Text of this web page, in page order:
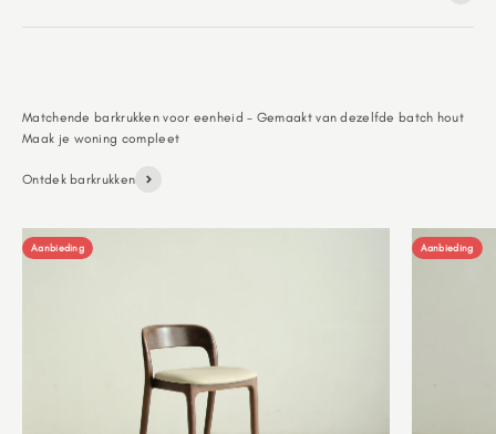
Matchende barkrukken voor eenheid - Gemaakt van dezelfde batch hout
Ontdek barkrukken
Aanbieding Aanbieding